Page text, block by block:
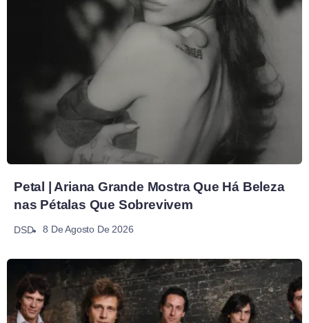
Petal | Ariana Grande Mostra Que Há Beleza
nas Pétalas Que Sobrevivem
DSD 8 De Agosto De 2026